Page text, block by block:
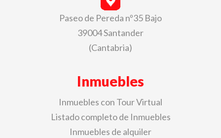
Paseo de Pereda nº35 Bajo
39004 Santander
(Cantabria)
Inmuebles
Inmuebles con Tour Virtual
Listado completo de Inmuebles
Inmuebles de alquiler